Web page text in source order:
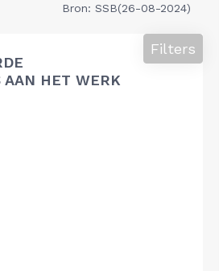
Bron: SSB(26-08-2024)
AAN HET WERK
Filters